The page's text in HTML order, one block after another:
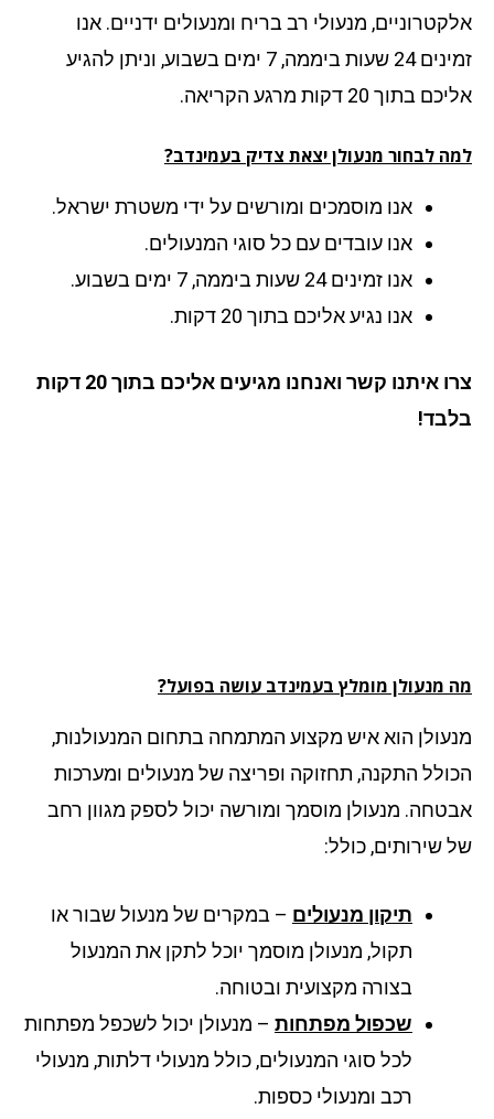
מנעולי רב בריח ומנעולים ידניים. אנו
זמינים 24 שעות ביממה, 7 ימים בשבוע, וניתן להגיע
20 דקות מרגע הקריאה.
לבחור מנעולן יצאת צדיק בעמינדב?
אנו מוסמכים ומורשים על ידי משטרת ישראל.
אנו עובדים עם כל סוגי המנעולים.
אנו זמינים 24 שעות ביממה, 7 ימים בשבוע.
אנו נגיע אליכם בתוך 20 דקות.
צרו איתנו קשר ואנחנו מגיעים אליכם בתוך 20 דקות
מנעולן מומלץ בעמינדב עושה בפועל?
הוא איש מקצוע המתמחה בתחום המנעולנות,
התקנה, תחזוקה ופריצה של מנעולים ומערכות
מנעולן מוסמך ומורשה יכול לספק מגוון רחב
שירותים, כולל:
תיקון מנעולים– במקרים של מנעול שבור או
תקול, מנעולן מוסמך יוכל לתקן את המנעול
בצורה מקצועית ובטוחה.
שכפול מפתחות– מנעולן יכול לשכפל מפתחות
לכל סוגי המנעולים, כולל מנעולי דלתות, מנעולי
רכב ומנעולי כספות.